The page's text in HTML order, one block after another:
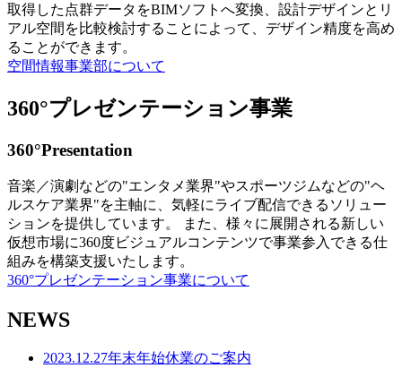
取得した点群データをBIMソフトへ変換、設計デザインとリ
アル空間を比較検討することによって、デザイン精度を高め
ることができます。
空間情報事業部について
360°プレゼンテーション事業
360°Presentation
音楽／演劇などの"エンタメ業界"やスポーツジムなどの"ヘ
ルスケア業界"を主軸に、気軽にライブ配信できるソリュー
ションを提供しています。 また、様々に展開される新しい
仮想市場に360度ビジュアルコンテンツで事業参入できる仕
組みを構築支援いたします。
360°プレゼンテーション事業について
NEWS
2023.12.27年末年始休業のご案内